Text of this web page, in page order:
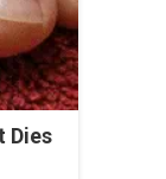
Dies